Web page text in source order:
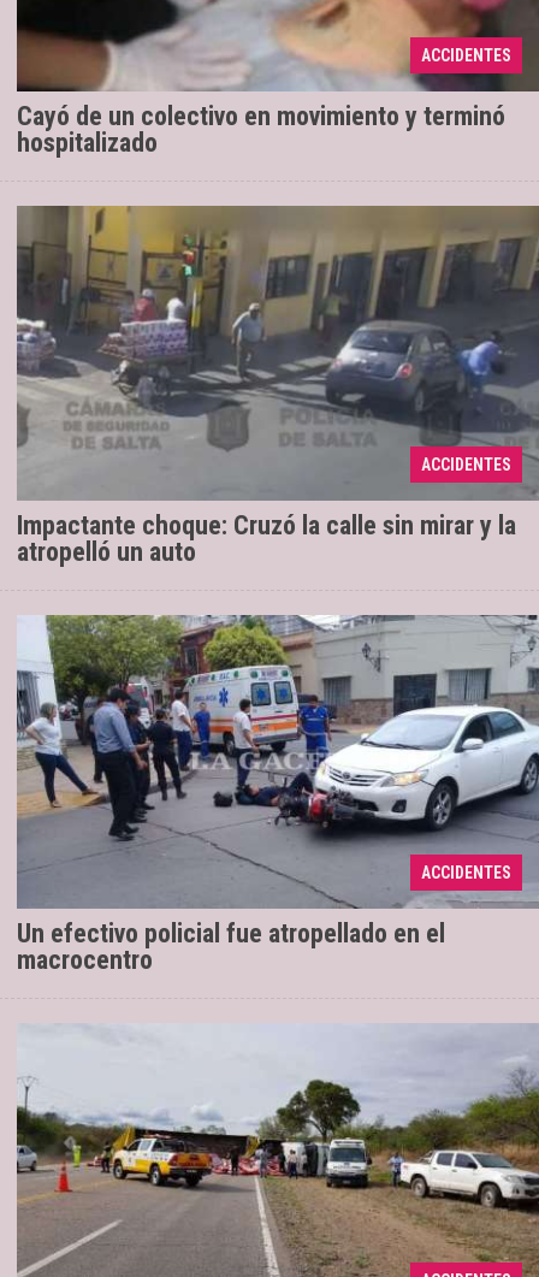
ACCIDENTES
Cayó de un colectivo en movimiento y terminó
hospitalizado
Avenida Bicentenario cuando el hombre intentó
subir a una unidad del corredor 2 B en movimiento.
Resultó con fr ...
ACCIDENTES
Impactante choque: Cruzó la calle sin mirar y la
atropelló un auto
14/11/2019 Se trata de una mujer, de 58 años, quien
fue impactada por un Fiat 500 que circulaba a alta
velocidad, en Ituzaingó y Urquiza. Producto del
ACCIDENTES
Un efectivo policial fue atropellado en el
macrocentro
13/11/2019 En la esquina de Vicente López y pasaje
Mollinedo, el motociclista fue impactado por un
Tenía casi 2 gramos de alcohol en
sangre. El y su acompañante fueron hospitalizados.
El vehículo con acoplado transportaba alimento